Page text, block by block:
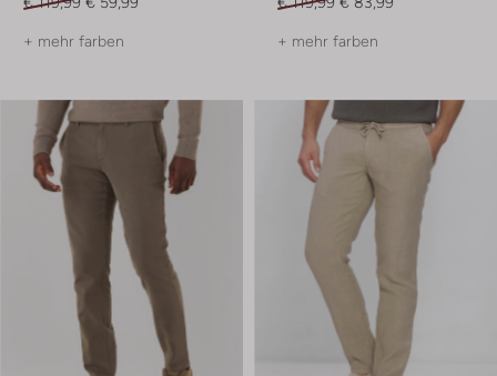
+ mehr farben + mehr farben